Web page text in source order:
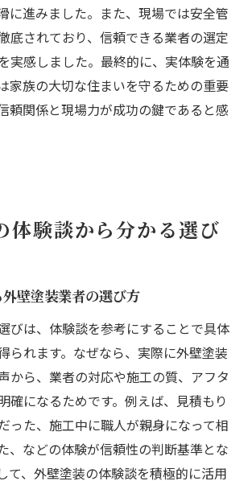
に進みました。また、現場では安全管
底されており、信頼できる業者の選定
実感しました。最終的に、実体験を通
家族の大切な住まいを守るための重要
頼関係と現場力が成功の鍵であると感
体験談から分かる選び
壁塗装業者の選び方
びは、体験談を参考にすることで具体
られます。なぜなら、実際に外壁塗装
から、業者の対応や施工の質、アフタ
確になるためです。例えば、見積もり
った、施工中に職人が親身になって相
、などの体験が信頼性の判断基準とな
て、外壁塗装の体験談を積極的に活用